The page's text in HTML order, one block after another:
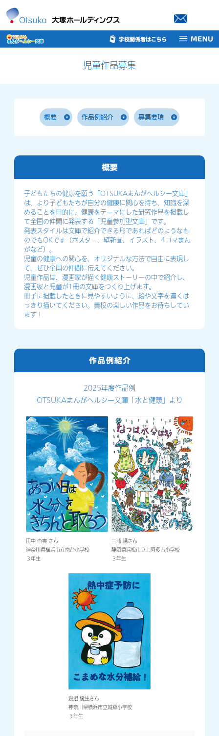
児童作品募集
概要 作品例紹介 募集要項
子どもたちの健康を願う「OTSUKAまんがヘルシー文庫」
は、より子どもたちが自分の健康に関心を持ち、知識を深
めることを目的に、健康をテーマにした研究作品を掲載し
て全国の仲間に発表する「児童参加型文庫」です。
発表スタイルは文庫で紹介できる形であればどのようなも
のでもOKです（ポスター、壁新聞、イラスト、4コマまん
がなど）。
児童の健康への関心を、オリジナルな方法で自由に表現し
て、ぜひ全国の仲間に伝えてください。
児童作品は、漫画家が描く健康ストーリーの中で紹介し、
漫画家と児童が1冊の文庫をつくり上げます。
冊子に掲載したときに見やすいように、絵や文字を濃くは
っきり描いてください。貴校の楽しい作品をお待ちしてい
ます！
2025年度作品例
OTSUKAまんがヘルシー文庫「水と健康」より
田中 杏実 さん
神奈川県横浜市立南台小学校
３年生
三浦 陽さん
静岡県浜松市立上阿多古小学校
３年生
渡邉 稜生さん
神奈川県横浜市立城郷小学校
３年生